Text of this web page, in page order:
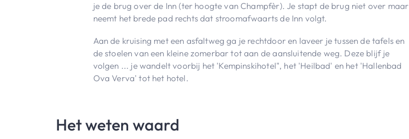
je de brug over de Inn (ter hoogte van Champfèr). Je stapt de brug niet over maar
neemt het brede pad rechts dat stroomafwaarts de Inn volgt.
Aan de kruising met een asfaltweg ga je rechtdoor en laveer je tussen de tafels en
de stoelen van een kleine zomerbar tot aan de aansluitende weg. Deze blijf je
volgen ... je wandelt voorbij het 'Kempinskihotel", het 'Heilbad' en het 'Hallenbad
Ova Verva' tot het hotel.
Het weten waard